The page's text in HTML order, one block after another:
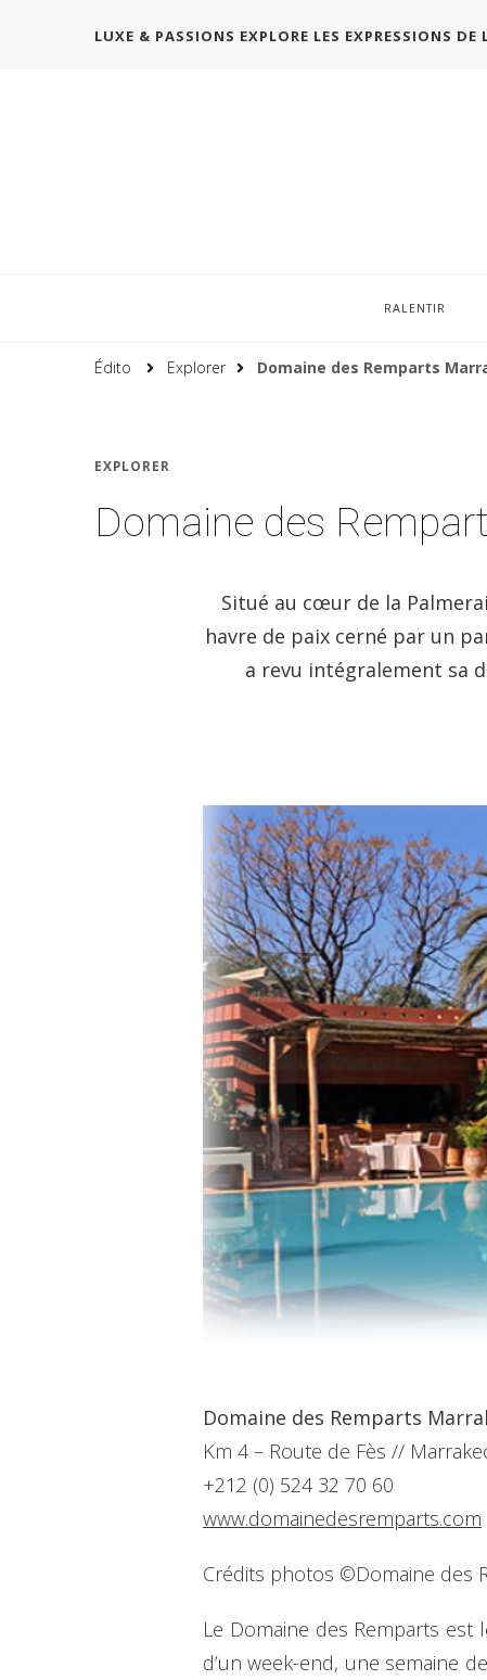
LUXE & PASSIONS EXPLORE LES EXPRESSIONS DE
RALENTIR
Édito Explorer Domaine des Remparts
EXPLORER
Domaine des
Situé au cœur de la
havre de paix cerné par un
a revu intégralement sa
Domaine des Remparts
Km 4 – Route de Fès //
+212 (0) 524 32 70 60
www.domainedesremparts.com
Crédits photos ©Domaine des
Le Domaine des Remparts
d’un week-end, une semaine